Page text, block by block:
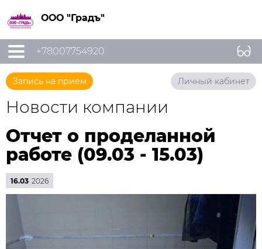
ООО "Градъ"
+78007754920
Запись на прием Личный кабинет
Новости компании
Отчет о проделанной
работе (09.03 - 15.03)
16.03 2026